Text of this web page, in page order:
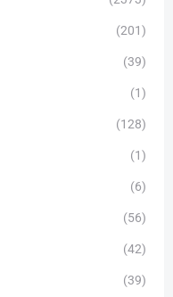
(201)
(39)
(1)
(128)
(1)
(6)
(56)
(42)
(39)